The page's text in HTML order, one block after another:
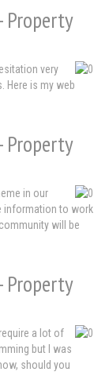
Property
very
Here is my web
Property
in our
information to work
will be
Property
a lot of
but I was
should you